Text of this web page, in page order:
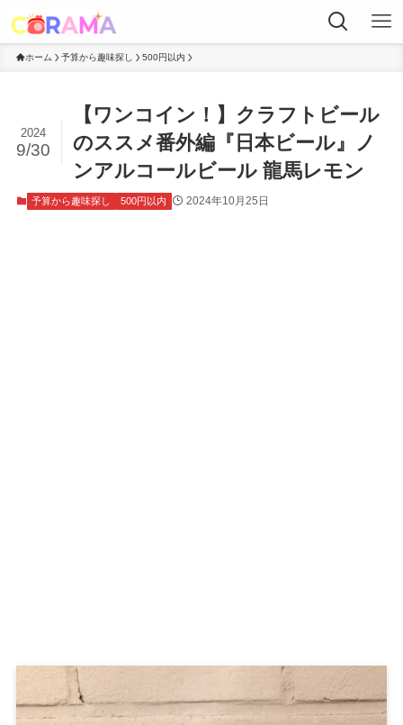
ホーム 予算から趣味探し 500円以内
【ワンコイン！】クラフトビール
のススメ番外編『日本ビール』ノ
ンアルコールビール 龍馬レモン
2024
9/30
予算から趣味探し 500円以内 2024年10月25日